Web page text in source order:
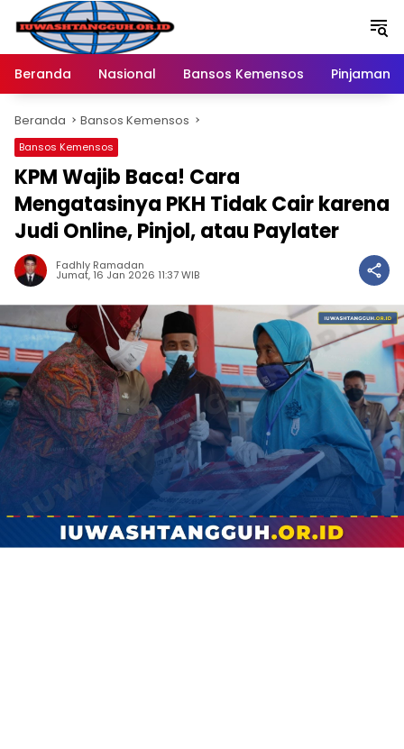
Langsung
konten
Beranda
Nasional Bansos Kemensos Pinjaman
Beranda Bansos Kemensos
Bansos Kemensos
KPM Wajib Baca! Cara
Mengatasinya PKH Tidak Cair karena
Judi Online, Pinjol, atau Paylater
Fadhly Ramadan
Jumat, 16 Jan 2026 11:37 WIB